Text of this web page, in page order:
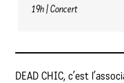
19h | Concert
DEAD CHIC, c’est